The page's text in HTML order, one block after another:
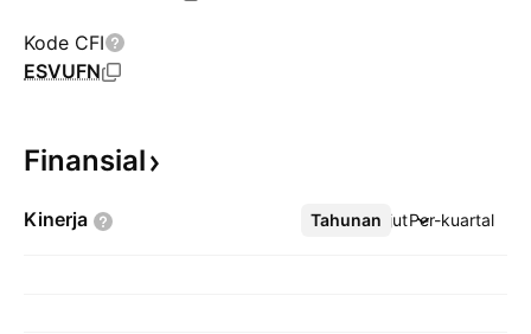
Kode CFI
ESVUFN
Finansial
Kinerja Tahunan Per-kuartal
Lebih lanjut